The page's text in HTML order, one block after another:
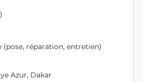
(pose, réparation, entretien)
Azur, Dakar